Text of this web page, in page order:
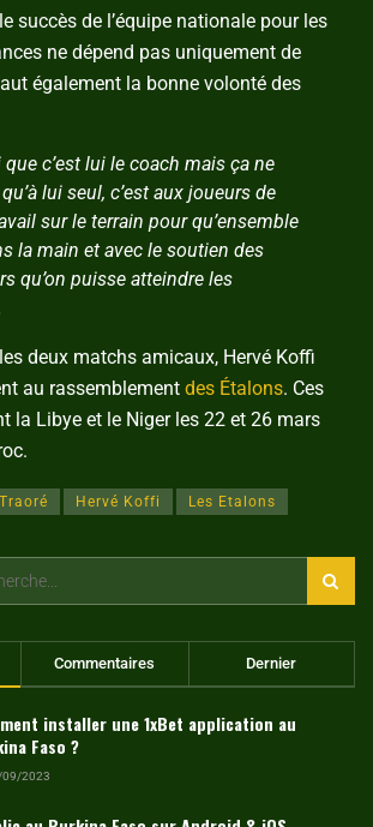
succès de l’équipe nationale pour les
ne dépend pas uniquement de
également la bonne volonté des
que c’est lui le coach mais ça ne
lui seul, c’est aux joueurs de
sur le terrain pour qu’ensemble
la main et avec le soutien des
qu’on puisse atteindre les
deux matchs amicaux, Hervé Koffi
au rassemblement des Étalons. Ces
la Libye et le Niger les 22 et 26 mars
Hervé Koffi Les Etalons
Commentaires Dernier
installer une 1xBet application au
Faso ?
2023